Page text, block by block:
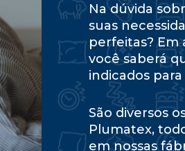
Na dúvida
suas
perfeitas? Em
você saberá
indicados
São diversos
Plumatex,
em nossas